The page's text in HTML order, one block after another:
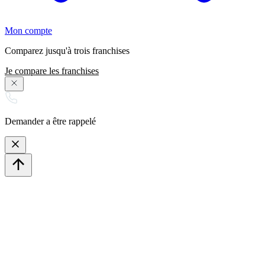
Mon compte
Comparez jusqu'à trois franchises
Je compare les franchises
Demander a être rappelé